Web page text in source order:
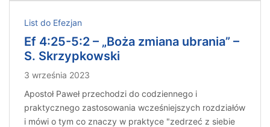
List do Efezjan
Ef 4:25-5:2 – „Boża zmiana ubrania” –
S. Skrzypkowski
3 września 2023
Apostoł Paweł przechodzi do codziennego i
praktycznego zastosowania wcześniejszych rozdziałów
i mówi o tym co znaczy w praktyce "zedrzeć z siebie